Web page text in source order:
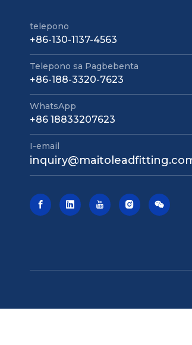
telepono
+86-130-1137-4563
Telepono sa Pagbebenta
+86-188-3320-7623
WhatsApp
+86 18833207623
I-email